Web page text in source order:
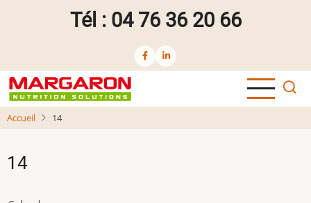
Tél : 04 76 36 20 66
Accueil 14
14